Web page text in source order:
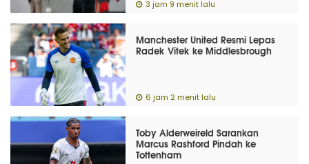
3 jam 9 menit lalu
Manchester United Resmi Lepas
Radek Vitek ke Middlesbrough
6 jam 2 menit lalu
Toby Alderweireld Sarankan
Marcus Rashford Pindah ke
Tottenham